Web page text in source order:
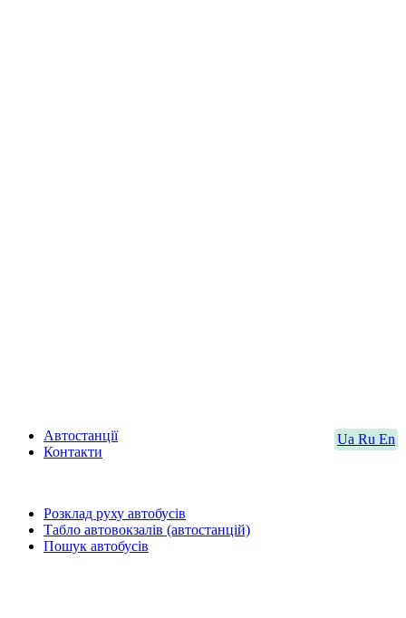
Ua Ru En
Автостанції
Контакти
Розклад руху автобусів
Табло автовокзалів (автостанцій)
Пошук автобусів